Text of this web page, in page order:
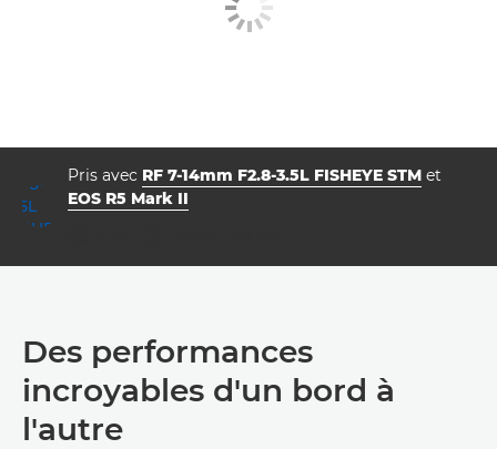
Pris avec RF 7-14mm F2.8-3.5L FISHEYE STMet
EOS R5 Mark II
Des performances
incroyables d'un bord à
l'autre